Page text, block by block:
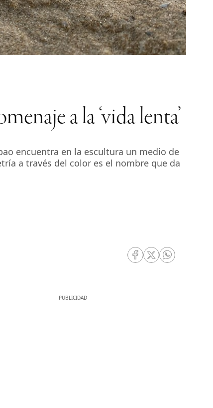
a la ‘vida lenta’
encuentra en la escultura un medio de
a través del color es el nombre que da
RRSS Facebook
RRSS Twitter
RRSS